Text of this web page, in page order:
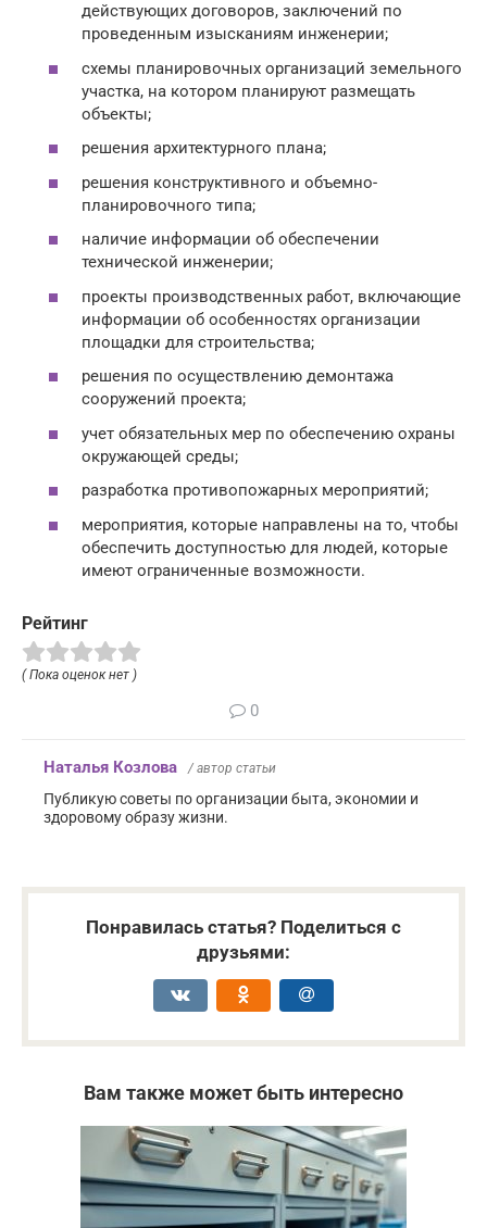
действующих договоров, заключений по
проведенным изысканиям инженерии;
схемы планировочных организаций земельного
участка, на котором планируют размещать
объекты;
решения архитектурного плана;
решения конструктивного и объемно-
планировочного типа;
наличие информации об обеспечении
технической инженерии;
проекты производственных работ, включающие
информации об особенностях организации
площадки для строительства;
решения по осуществлению демонтажа
сооружений проекта;
учет обязательных мер по обеспечению охраны
окружающей среды;
разработка противопожарных мероприятий;
мероприятия, которые направлены на то, чтобы
обеспечить доступностью для людей, которые
имеют ограниченные возможности.
Рейтинг
( Пока оценок нет )
0
Наталья Козлова / автор статьи
Публикую советы по организации быта, экономии и
здоровому образу жизни.
Понравилась статья? Поделиться с
друзьями:
Вам также может быть интересно